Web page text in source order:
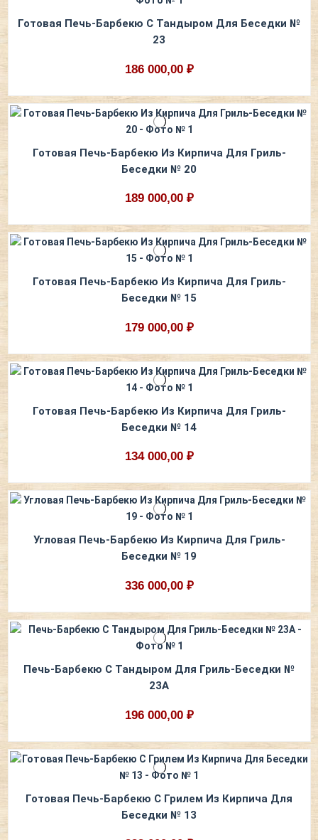
Готовая Печь-Барбекю С Тандыром Для Беседки №
23
186 000,00 ₽
Готовая Печь-Барбекю Из Кирпича Для Гриль-
Беседки № 20
189 000,00 ₽
Готовая Печь-Барбекю Из Кирпича Для Гриль-
Беседки № 15
179 000,00 ₽
Готовая Печь-Барбекю Из Кирпича Для Гриль-
Беседки № 14
134 000,00 ₽
Угловая Печь-Барбекю Из Кирпича Для Гриль-
Беседки № 19
336 000,00 ₽
Печь-Барбекю С Тандыром Для Гриль-Беседки №
23А
196 000,00 ₽
Готовая Печь-Барбекю С Грилем Из Кирпича Для
Беседки № 13